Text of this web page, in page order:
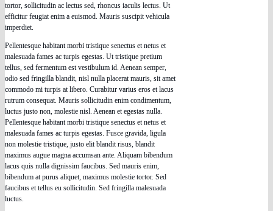
tortor, sollicitudin ac lectus sed, rhoncus iaculis lectus. Ut
efficitur feugiat enim a euismod. Mauris suscipit vehicula
imperdiet.
Pellentesque habitant morbi tristique senectus et netus et
malesuada fames ac turpis egestas. Ut tristique pretium
tellus, sed fermentum est vestibulum id. Aenean semper,
odio sed fringilla blandit, nisl nulla placerat mauris, sit amet
commodo mi turpis at libero. Curabitur varius eros et lacus
rutrum consequat. Mauris sollicitudin enim condimentum,
luctus justo non, molestie nisl. Aenean et egestas nulla.
Pellentesque habitant morbi tristique senectus et netus et
malesuada fames ac turpis egestas. Fusce gravida, ligula
non molestie tristique, justo elit blandit risus, blandit
maximus augue magna accumsan ante. Aliquam bibendum
lacus quis nulla dignissim faucibus. Sed mauris enim,
bibendum at purus aliquet, maximus molestie tortor. Sed
faucibus et tellus eu sollicitudin. Sed fringilla malesuada
luctus.